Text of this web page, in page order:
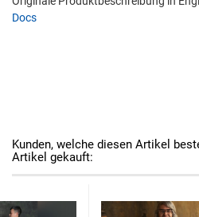
Docs
Kunden, welche diesen Artikel
Artikel gekauft: